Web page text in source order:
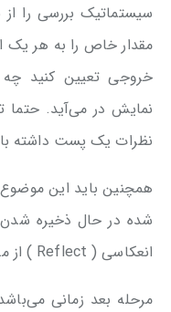
سیستماتیک بررسی را
مقدار خاص را به هر یک
خروجی تعیین کنید چه
نمایش در می‌آید. حتما
نظرات یک پست داشته
همچنین باید این موضوع
شده در حال ذخیره
انعکاسی ( Reflect ) از مقدار ارسالی اند.
مرحله بعد زمانی